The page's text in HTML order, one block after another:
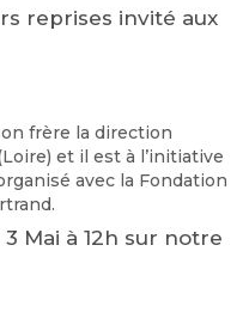
reprises invité aux
frère la direction
et il est à l’initiative
avec la Fondation
Mai à 12h sur notre